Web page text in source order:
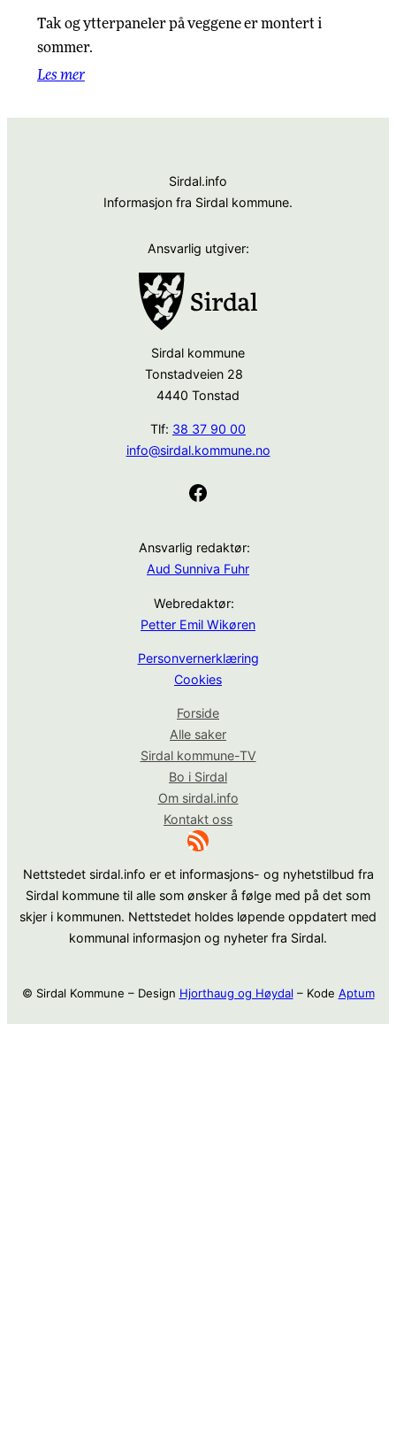
Tak og ytterpaneler på veggene er montert i
sommer.
Les mer
Sirdal.info
Informasjon fra Sirdal kommune.
Ansvarlig utgiver:
Sirdal kommune
Tonstadveien 28
4440 Tonstad
Tlf: 38 37 90 00
info@sirdal.kommune.no
Facebook
Ansvarlig redaktør:
Aud Sunniva Fuhr
Webredaktør:
Petter Emil Wikøren
Personvernerklæring
Cookies
Forside
Alle saker
Sirdal kommune-TV
Bo i Sirdal
Om sirdal.info
Kontakt oss
RSS-strøm
Nettstedet sirdal.info er et informasjons- og nyhetstilbud fra
Sirdal kommune til alle som ønsker å følge med på det som
skjer i kommunen. Nettstedet holdes løpende oppdatert med
kommunal informasjon og nyheter fra Sirdal.
© Sirdal Kommune – Design Hjorthaug og Høydal – Kode Aptum